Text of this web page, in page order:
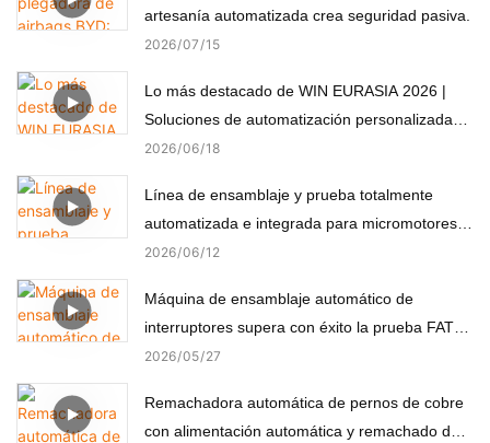
artesanía automatizada crea seguridad pasiva.
2026 07 15
Lo más destacado de WIN EURASIA 2026 |
Soluciones de automatización personalizadas
para electrónica, automoción, medicina y
2026 06 18
Línea de ensamblaje y prueba totalmente
automatizada e integrada para micromotores
(componentes no estándar)
2026 06 12
Máquina de ensamblaje automático de
interruptores supera con éxito la prueba FAT
del cliente turco
2026 05 27
Remachadora automática de pernos de cobre
con alimentación automática y remachado de